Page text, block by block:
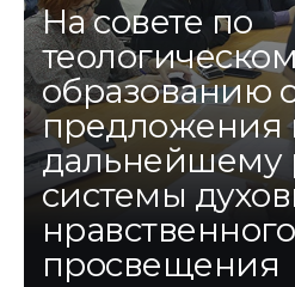
На совете по
образованию
предложения
дальнейшему
системы
нравственного
просвещения